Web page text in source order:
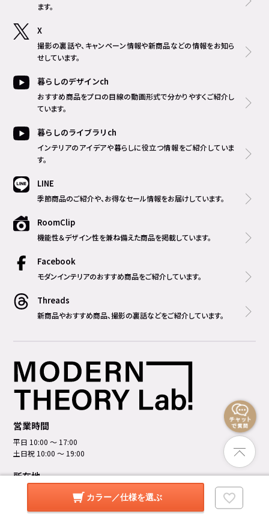
カラー／仕様を選ぶ
ます。
X
撮影の裏話や、キャンペーン情報や新商品などの情報をお知ら
せしています。
暮らしのデザインch
おすすめ商品をプロの目線の動画形式で分かりやすくご紹介し
ています。
暮らしのライブラリch
インテリアのアイデアや暮らしに役立つ情報をご紹介していま
す。
LINE
季節商品のご紹介や、お得なセール情報をお届けしています。
RoomClip
機能性＆デザイン性を兼ね備えた商品を掲載しています。
Facebook
モダンインテリアのおすすめ商品をご紹介しています。
Threads
新商品やおすすめ商品、撮影の裏話などをご紹介しています。
営業時間
平日 10:00 ～ 17:00
土日祝 10:00 ～ 19:00
所在地
神奈川県横浜市中区元町5丁⽬201番地 オセアン元町ビル MODERN THEORY